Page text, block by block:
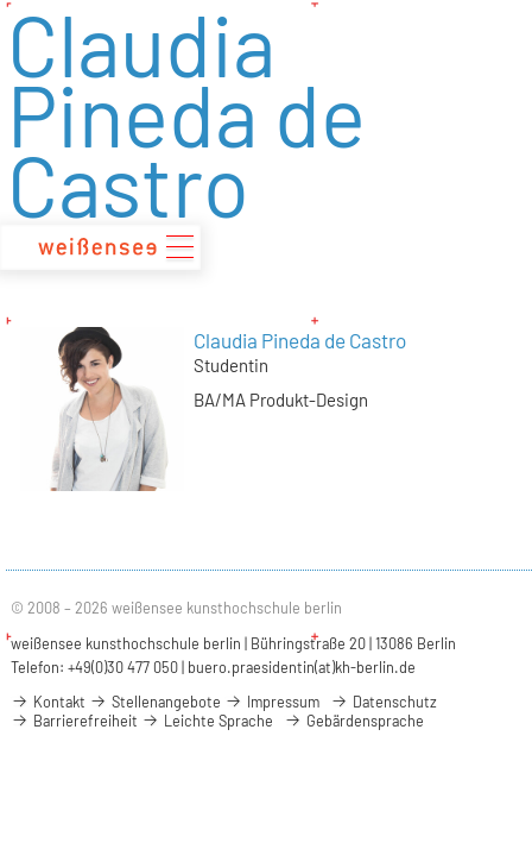
zum
Inhalt
Claudia
Pineda de
Castro
Claudia Pineda de Castro
Studentin
BA/MA Produkt-Design
© 2008 – 2026 weißensee kunsthochschule berlin
weißensee kunsthochschule berlin | Bühringstraße 20 | 13086 Berlin
Telefon: +49(0)30 477 050 | buero.praesidentin(at)kh-berlin.de
Kontakt
Stellenangebote Impressum
Datenschutz
Barrierefreiheit
Leichte Sprache Gebärdensprache